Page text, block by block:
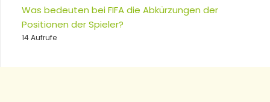
Was bedeuten bei FIFA die Abkürzungen der
Positionen der Spieler?
14 Aufrufe